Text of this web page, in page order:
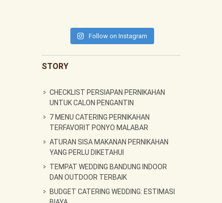
Follow on Instagram
STORY
CHECKLIST PERSIAPAN PERNIKAHAN
UNTUK CALON PENGANTIN
7 MENU CATERING PERNIKAHAN
TERFAVORIT PONYO MALABAR
ATURAN SISA MAKANAN PERNIKAHAN
YANG PERLU DIKETAHUI
TEMPAT WEDDING BANDUNG INDOOR
DAN OUTDOOR TERBAIK
BUDGET CATERING WEDDING: ESTIMASI